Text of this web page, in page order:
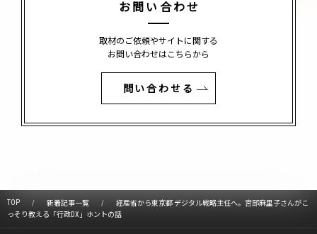
お問い合わせ
取材のご依頼やサイトに関する
お問い合わせはこちらから
問い合わせる
TOP 新着記事一覧
経産省から東京都 デジタル戦略主任へ。宮部麻里子さんがこ
っそり教える「行政DX」ホントの話